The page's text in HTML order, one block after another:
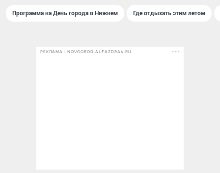
Программа на День города в Нижнем Где отдыхать этим летом
РЕКЛАМА • NOVGOROD.ALFAZDRAV.RU